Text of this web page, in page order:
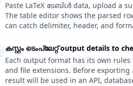
Paste LaTeX ടേബിൾ data, upload a
The table editor shows the parsed
can catch delimiter, header, and
കസ്റ്റം ടെംപ്ലേറ്റ് output details to
Each output format has its own
and file extensions. Before exporting
result will be used in an API,